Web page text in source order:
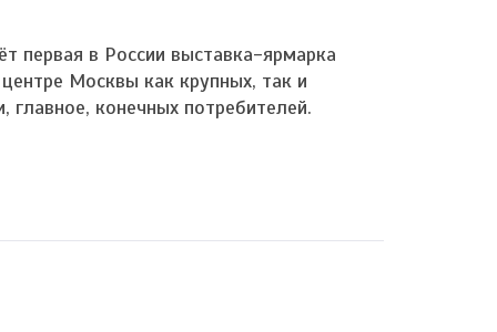
первая в России выставка-ярмарка
Москвы как крупных, так и
главное, конечных потребителей.